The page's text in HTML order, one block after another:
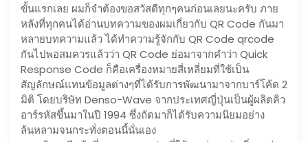
ขั้นแรกเลย ผมก็จำต้องขอสวัสดีทุกๆคนก่อนเลยนะครับ ภาย
หลังที่ทุกคนได้อ่านบทความของผมเกี่ยวกับ QR Code กันมา
หลายบทความแล้ว ได้ทำความรู้จักกับ QR Code qrcode
กันไปพอสมควรแล้วว่า QR Code ย่อมาจากคำว่า Quick
Response Code ก็คือเครื่องหมายสี่เหลี่ยมที่ใช้เป็น
สัญลักษณ์แทนข้อมูลต่างๆที่ได้รับการพัฒนามาจากบาร์โค้ด 2
มิติ โดยบริษัท Denso-Wave จากประเทศญี่ปุ่นเป็นผู้ผลิตคิว
อาร์รหัสขึ้นมาในปี 1994 ซึ่งถัดมาก็ได้รับความนิยมอย่าง
ล้นหลามจนกระทั่งตอนนี้นั่นเอง